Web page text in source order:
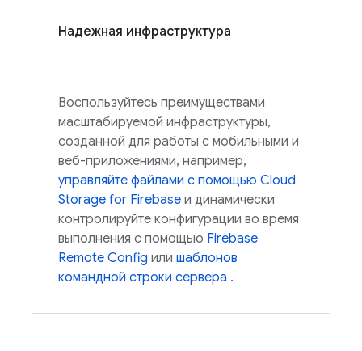
Надежная инфраструктура
Воспользуйтесь преимуществами
масштабируемой инфраструктуры,
созданной для работы с мобильными и
веб-приложениями, например,
управляйте файлами с помощью Cloud
Storage for Firebase и динамически
контролируйте конфигурации во время
выполнения с помощью Firebase
Remote Config или шаблонов
командной строки сервера .